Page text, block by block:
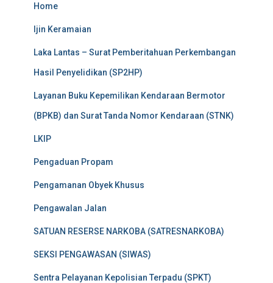
Home
Ijin Keramaian
Laka Lantas – Surat Pemberitahuan Perkembangan
Hasil Penyelidikan (SP2HP)
Layanan Buku Kepemilikan Kendaraan Bermotor
(BPKB) dan Surat Tanda Nomor Kendaraan (STNK)
LKIP
Pengaduan Propam
Pengamanan Obyek Khusus
Pengawalan Jalan
SATUAN RESERSE NARKOBA (SATRESNARKOBA)
SEKSI PENGAWASAN (SIWAS)
Sentra Pelayanan Kepolisian Terpadu (SPKT)